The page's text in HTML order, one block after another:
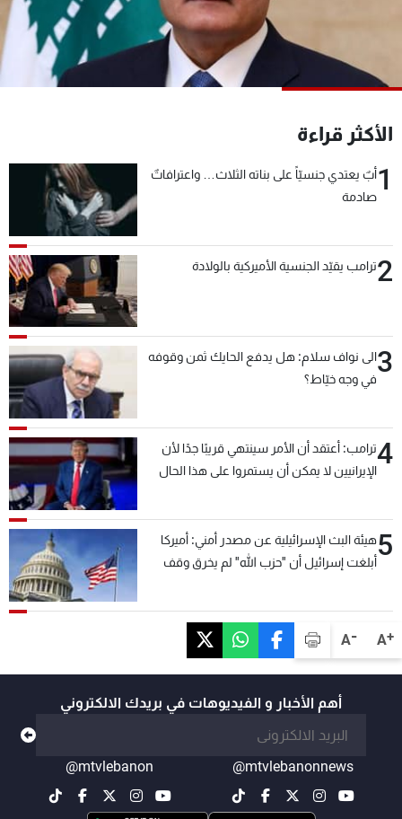
A+
A-
الأكثر قراءة
1أبٌ يعتدي جنسيّاً على بناته الثلاث… واعترافاتٌ
صادمة
2ترامب يقيّد الجنسية الأميركية بالولادة
3الى نواف سلام: هل يدفع الحايك ثمن وقوفه
في وجه خيّاط؟
4ترامب: أعتقد أن الأمر سينتهي قريبًا جدًا لأن
الإيرانيين لا يمكن أن يستمروا على هذا الحال
5هيئة البث الإسرائيلية عن مصدر أمني: أميركا
أبلغت إسرائيل أن "حزب الله" لم يخرق وقف
أهم الأخبار و الفيديوهات في بريدك الالكتروني
@mtvlebanonnews
@mtvlebanon
الترددات
الإنـتـاج
سياسة الخصوصية